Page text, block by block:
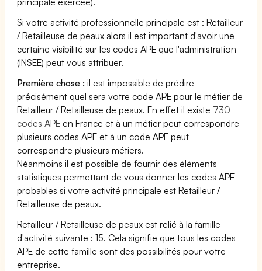
Si votre activité professionnelle principale est : Retailleur
/ Retailleuse de peaux alors il est important d'avoir une
certaine visibilité sur les codes APE que l'administration
(INSEE) peut vous attribuer.
Première chose : il est impossible de prédire
précisément quel sera votre code APE pour le métier de
Retailleur / Retailleuse de peaux. En effet il existe 730
codes APE en France et à un métier peut correspondre
plusieurs codes APE et à un code APE peut
correspondre plusieurs métiers.
Néanmoins il est possible de fournir des éléments
statistiques permettant de vous donner les codes APE
probables si votre activité principale est Retailleur /
Retailleuse de peaux.
Retailleur / Retailleuse de peaux est relié à la famille
d'activité suivante : 15. Cela signifie que tous les codes
APE de cette famille sont des possibilités pour votre
entreprise.